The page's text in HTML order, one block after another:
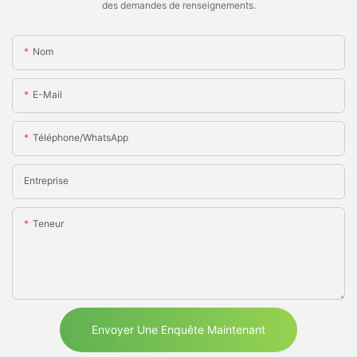
des demandes de renseignements.
Nom
E-Mail
Téléphone/WhatsApp
Entreprise
Teneur
Envoyer Une Enquête Maintenant